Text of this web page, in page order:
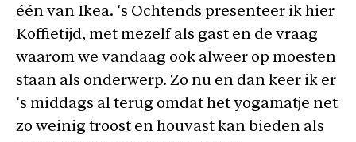
één van Ikea. ‘s Ochtends presenteer ik hier
Koffietijd, met mezelf als gast en de vraag
waarom we vandaag ook alweer op moesten
staan als onderwerp. Zo nu en dan keer ik er
‘s middags al terug omdat het yogamatje net
zo weinig troost en houvast kan bieden als